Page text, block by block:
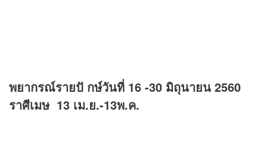
พยากรณ์รายปั กษ์วันที่ 16 -30 มิถุนายน 2560
ราศีเมษ 13 เม.ย.-13พ.ค.